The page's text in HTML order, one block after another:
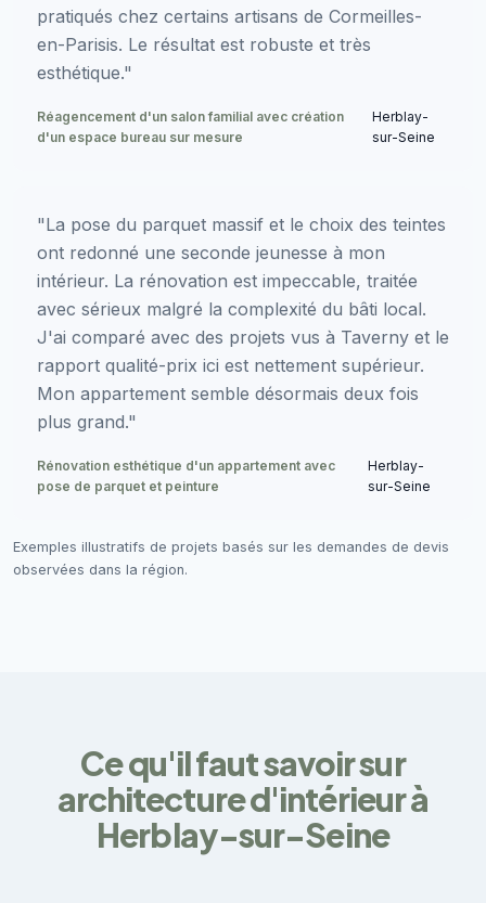
pratiqués chez certains artisans de Cormeilles-
en-Parisis. Le résultat est robuste et très
esthétique."
Réagencement d'un salon familial avec création
d'un espace bureau sur mesure
Herblay-
sur-Seine
"La pose du parquet massif et le choix des teintes
ont redonné une seconde jeunesse à mon
intérieur. La rénovation est impeccable, traitée
avec sérieux malgré la complexité du bâti local.
J'ai comparé avec des projets vus à Taverny et le
rapport qualité-prix ici est nettement supérieur.
Mon appartement semble désormais deux fois
plus grand."
Rénovation esthétique d'un appartement avec
pose de parquet et peinture
Herblay-
sur-Seine
Exemples illustratifs de projets basés sur les demandes de devis
observées dans la région.
Ce qu'il faut savoir sur
architecture d'intérieur à
Herblay-sur-Seine